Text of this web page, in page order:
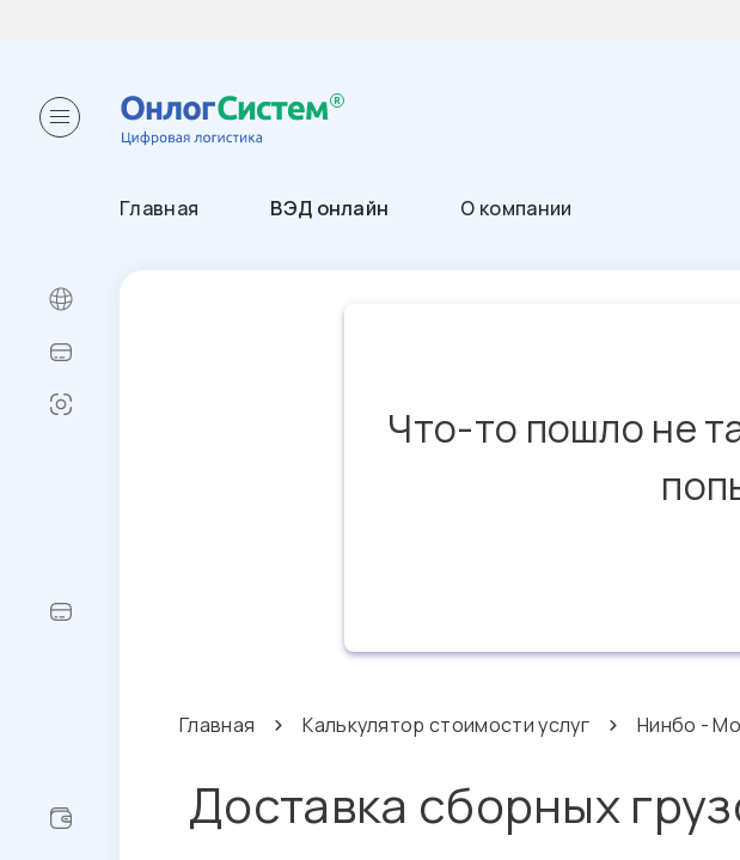
Главная ВЭД онлайн О компании
Что-то пошло не
Главная Калькулятор стоимости услуг Нинбо -
Доставка сборных